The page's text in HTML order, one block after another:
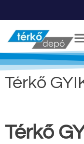
Térkő
Térkő